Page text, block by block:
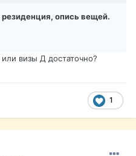
резиденция, опись вещей.
визы Д достаточно?
1